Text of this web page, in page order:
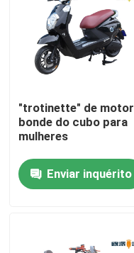
Casa
"trotinette" de motor
bonde do cubo para
mulheres
Enviar inquérito